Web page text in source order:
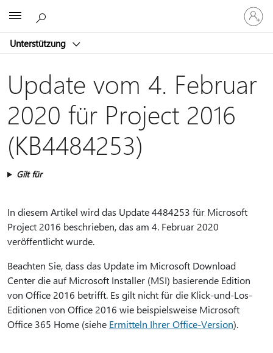
Unterstützung
Bei
Ihrem
Konto
Update vom 4. Februar
2020 für Project 2016
(KB4484253)
Gilt für
In diesem Artikel wird das Update 4484253 für Microsoft
Project 2016 beschrieben, das am 4. Februar 2020
veröffentlicht wurde.
Beachten Sie, dass das Update im Microsoft Download
Center die auf Microsoft Installer (MSI) basierende Edition
von Office 2016 betrifft. Es gilt nicht für die Klick-und-Los-
Editionen von Office 2016 wie beispielsweise Microsoft
Office 365 Home (siehe Ermitteln Ihrer Office-Version).